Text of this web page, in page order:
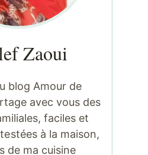
Zaoui
blog Amour de
avec vous des
faciles et
à la maison,
de ma cuisine